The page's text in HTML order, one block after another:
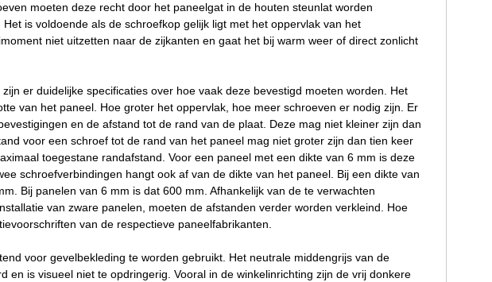
moeten deze recht door het paneelgat in de houten steunlat worden
is voldoende als de schroefkop gelijk ligt met het oppervlak van het
niet uitzetten naar de zijkanten en gaat het bij warm weer of direct zonlicht
er duidelijke specificaties over hoe vaak deze bevestigd moeten worden. Het
van het paneel. Hoe groter het oppervlak, hoe meer schroeven er nodig zijn. Er
en de afstand tot de rand van de plaat. Deze mag niet kleiner zijn dan
voor een schroef tot de rand van het paneel mag niet groter zijn dan tien keer
toegestane randafstand. Voor een paneel met een dikte van 6 mm is deze
schroefverbindingen hangt ook af van de dikte van het paneel. Bij een dikte van
Bij panelen van 6 mm is dat 600 mm. Afhankelijk van de te verwachten
van zware panelen, moeten de afstanden verder worden verkleind. Hoe
van de respectieve paneelfabrikanten.
voor gevelbekleding te worden gebruikt. Het neutrale middengrijs van de
en is visueel niet te opdringerig. Vooral in de winkelinrichting zijn de vrij donkere